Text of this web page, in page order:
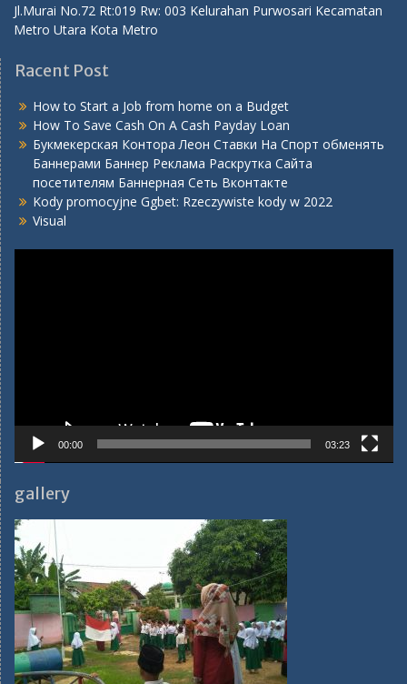
Jl.Murai No.72 Rt:019 Rw: 003 Kelurahan Purwosari Kecamatan
Metro Utara Kota Metro
Racent Post
How to Start a Job from home on a Budget
How To Save Cash On A Cash Payday Loan
Букмекерская Контора Леон Ставки На Спорт обменять
Баннерами Баннер Реклама Раскрутка Сайта
посетителям Баннерная Сеть Вконтакте
Kody promocyjne Ggbet: Rzeczywiste kody w 2022
Visual
00:00 03:23
gallery